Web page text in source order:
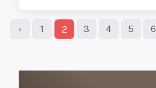
‹ 1 2 3 4 5 6